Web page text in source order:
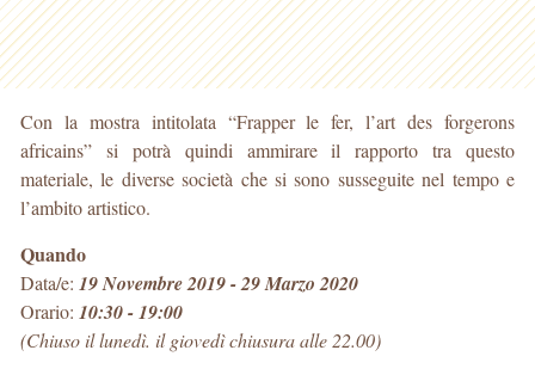
Con la mostra intitolata “Frapper le fer, l’art des forgerons
africains” si potrà quindi ammirare il rapporto tra questo
materiale, le diverse società che si sono susseguite nel tempo e
l’ambito artistico.
Quando
Data/e: 19 Novembre 2019 - 29 Marzo 2020
Orario: 10:30 - 19:00
(Chiuso il lunedì. il giovedì chiusura alle 22.00)